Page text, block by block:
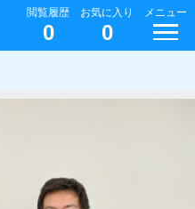
閲覧履歴
0
お気に入り
0
メニュー